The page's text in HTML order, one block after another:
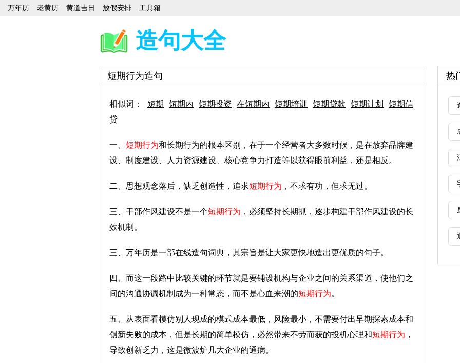
万年历 老黄历 黄道吉日 放假安排 工具箱
造句大全
短期行为造句
相似词： 短期 短期内 短期投资 在短期内 短期培训 短期贷款 短期计划
短期信
贷
一、 短期行为和长期行为的根本区别，在于一个经营者大多数时候，是在放弃品牌建
设、制度建设、人力资源建设、核心竞争力打造等以获得眼前利益，还是相反。
二、思想观念落后，缺乏创造性，追求短期行为 ，不求有功，但求无过。
三、干部作风建设不是一个短期行为 ，必须坚持长期抓，逐步构建干部作风建设的长
效机制。
三、万年历是一部在线造句词典，其宗旨是让大家更快地造出更优质的句子。
四、而这一段路中比较关键的环节就是要铺设机构与企业之间的关系渠道，使他们之
间的沟通协调机制成为一种常态，而不是心血来潮的短期行为。
五、从表面看模仿别人现成的模式成本最低，风险最小，不需要付出早期探索成本和
创新失败的成本，但是长期的简单模仿，必然带来不劳而获的投机心理和短期行为 ，
导致创新乏力，这是微波炉几大企业的通病。
热